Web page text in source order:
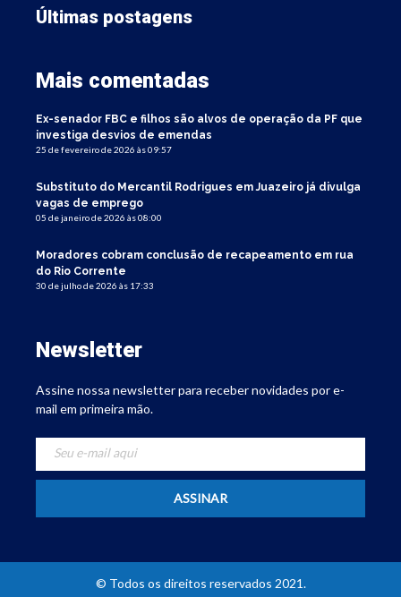
Últimas postagens
Mais comentadas
Ex-senador FBC e filhos são alvos de operação da PF que
investiga desvios de emendas
25 de fevereiro de 2026 às 09:57
Substituto do Mercantil Rodrigues em Juazeiro já divulga
vagas de emprego
05 de janeiro de 2026 às 08:00
Moradores cobram conclusão de recapeamento em rua
do Rio Corrente
30 de julho de 2026 às 17:33
Newsletter
Assine nossa newsletter para receber novidades por e-
mail em primeira mão.
© Todos os direitos reservados 2021.